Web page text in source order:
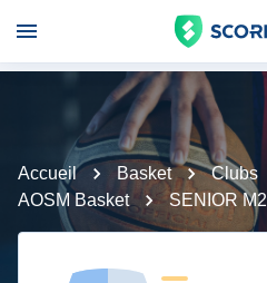
Accueil Basket Clubs
AOSM Basket
SENIOR M2